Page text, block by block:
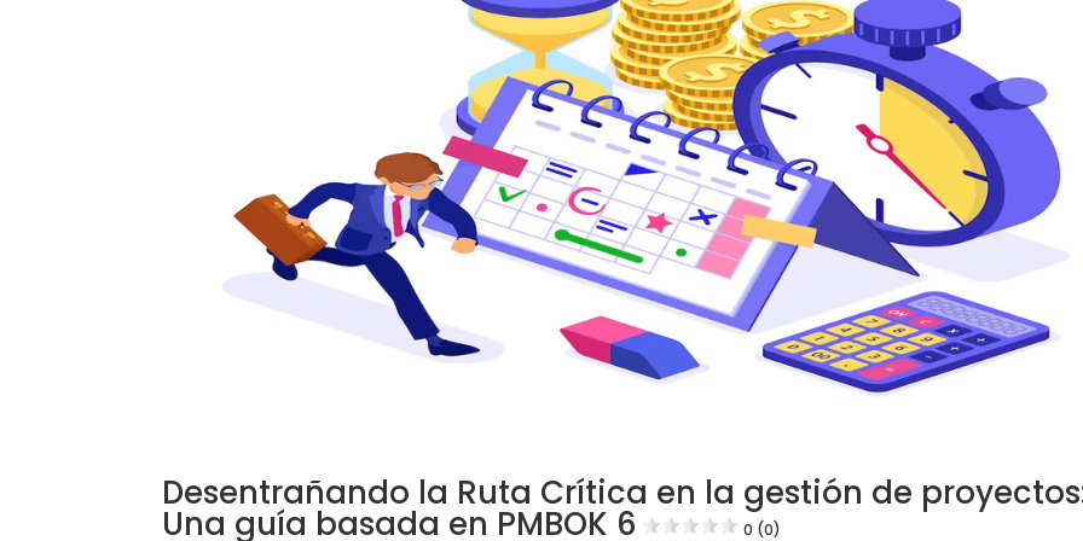
Desentrañando la Ruta Crítica en la gestión de
Una guía basada en PMBOK 6 0 (0)